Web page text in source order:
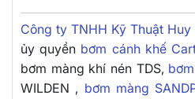
Công ty TNHH Kỹ Thuật Huy
ủy quyền bơm cánh khế
bơm màng khí nén TDS,
WILDEN , bơm màng